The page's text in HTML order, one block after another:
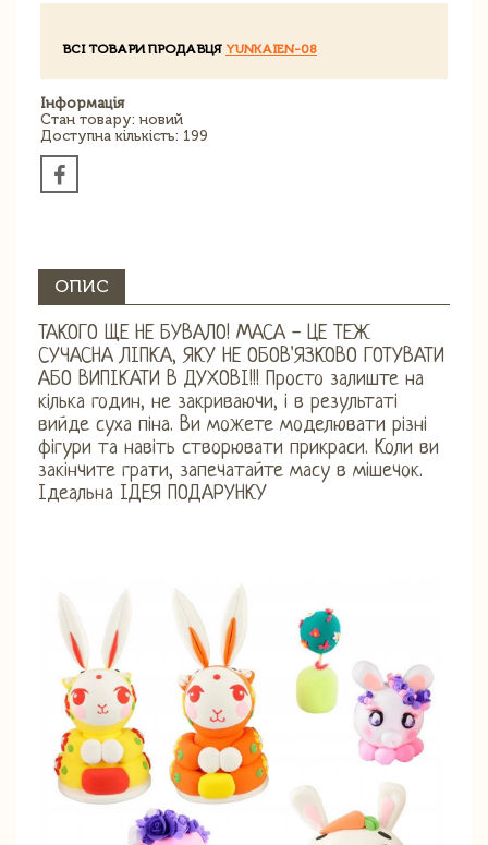
ВСІ ТОВАРИ ПРОДАВЦЯ YUNKAIEN-08
Інформація
Стан товару: новий
Доступна кількість: 199
ОПИС
ТАКОГО ЩЕ НЕ БУВАЛО! МАСА - ЦЕ ТЕЖ
СУЧАСНА ЛІПКА, ЯКУ НЕ ОБОВ'ЯЗКОВО ГОТУВАТИ
АБО ВИПІКАТИ В ДУХОВІ!!! Просто залиште на
кілька годин, не закриваючи, і в результаті
вийде суха піна. Ви можете моделювати різні
фігури та навіть створювати прикраси. Коли ви
закінчите грати, запечатайте масу в мішечок.
Ідеальна ІДЕЯ ПОДАРУНКУ